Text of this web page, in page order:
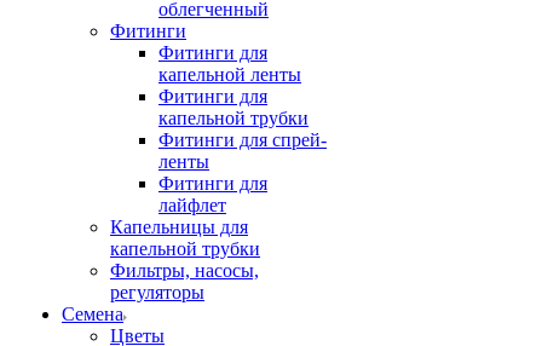
облегченный
Фитинги
Фитинги для
капельной ленты
Фитинги для
капельной трубки
Фитинги для спрей-
ленты
Фитинги для
лайфлет
Капельницы для
капельной трубки
Фильтры, насосы,
регуляторы
Семена
Цветы